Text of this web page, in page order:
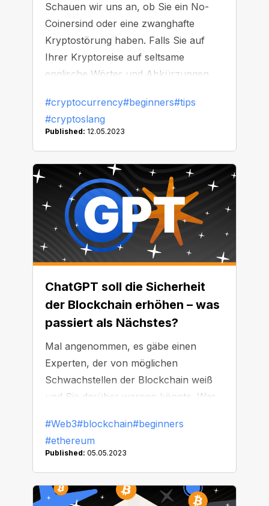
Schauen wir uns an, ob Sie ein No-
Coinersind oder eine zwanghafte
Kryptostörung haben. Falls Sie auf
Ihrer Kryptoreise auf seltsame
englische Wörter und Abkürzungen
bringt Licht ins Dunkel dieser
geheimnisvollen (und manchmal
#cryptocurrency#beginners#tips
#cryptoslang
Published: 12.05.2023
ChatGPT soll die Sicherheit
der Blockchain erhöhen – was
passiert als Nächstes?
Mal angenommen, es gäbe einen
Experten, der von möglichen
Schwachstellen der Blockchain weiß
und Sie darüber warnen könnte. Was
früheren Angriffsmuster analysieren
und auf Schwachpunkte der
unmöglich halten? Das ist es aber
#Web3#blockchain#beginners
#ethereum
Published: 05.05.2023